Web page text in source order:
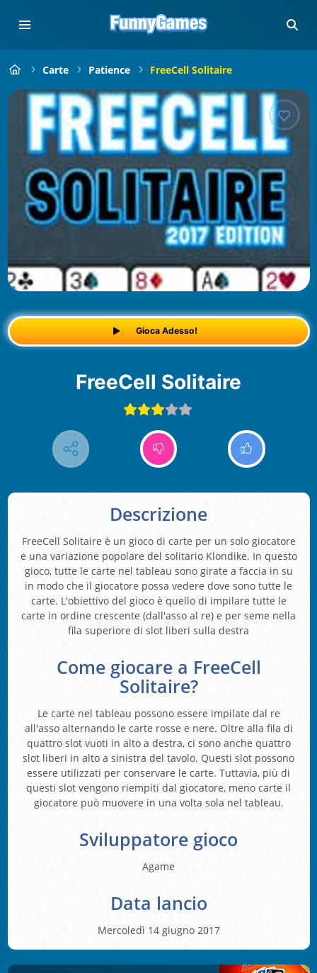
Carte Patience FreeCell Solitaire
Gioca Adesso!
FreeCell Solitaire
Descrizione
FreeCell Solitaire è un gioco di carte per un solo giocatore
e una variazione popolare del solitario Klondike. In questo
gioco, tutte le carte nel tableau sono girate a faccia in su
in modo che il giocatore possa vedere dove sono tutte le
carte. L'obiettivo del gioco è quello di impilare tutte le
carte in ordine crescente (dall'asso al re) e per seme nella
fila superiore di slot liberi sulla destra
Come giocare a FreeCell
Solitaire?
Le carte nel tableau possono essere impilate dal re
all'asso alternando le carte rosse e nere. Oltre alla fila di
quattro slot vuoti in alto a destra, ci sono anche quattro
slot liberi in alto a sinistra del tavolo. Questi slot possono
essere utilizzati per conservare le carte. Tuttavia, più di
questi slot vengono riempiti dal giocatore, meno carte il
giocatore può muovere in una volta sola nel tableau.
Sviluppatore gioco
Agame
Data lancio
Mercoledì 14 giugno 2017